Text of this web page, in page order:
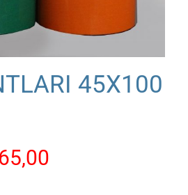
45X100
65,00